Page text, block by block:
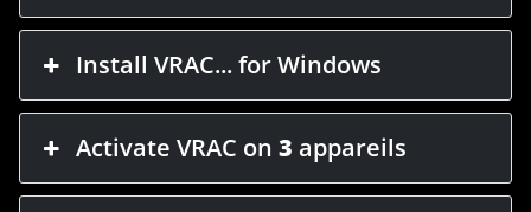
Install VRAC... for Windows
Activate VRAC on3 appareils